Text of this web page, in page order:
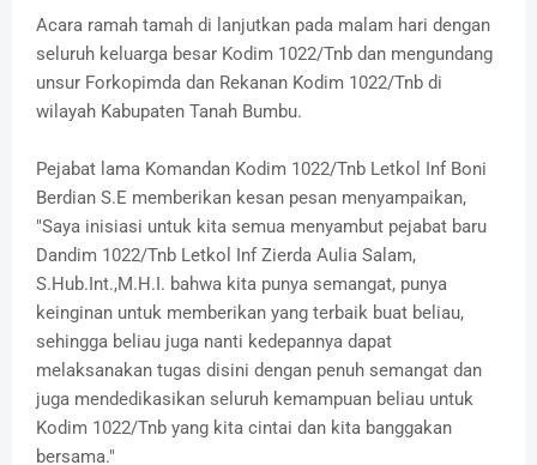
Acara ramah tamah di lanjutkan pada malam hari dengan
seluruh keluarga besar Kodim 1022/Tnb dan mengundang
unsur Forkopimda dan Rekanan Kodim 1022/Tnb di
wilayah Kabupaten Tanah Bumbu.
Pejabat lama Komandan Kodim 1022/Tnb Letkol Inf Boni
Berdian S.E memberikan kesan pesan menyampaikan,
"Saya inisiasi untuk kita semua menyambut pejabat baru
Dandim 1022/Tnb Letkol Inf Zierda Aulia Salam,
S.Hub.Int.,M.H.I. bahwa kita punya semangat, punya
keinginan untuk memberikan yang terbaik buat beliau,
sehingga beliau juga nanti kedepannya dapat
melaksanakan tugas disini dengan penuh semangat dan
juga mendedikasikan seluruh kemampuan beliau untuk
Kodim 1022/Tnb yang kita cintai dan kita banggakan
bersama."